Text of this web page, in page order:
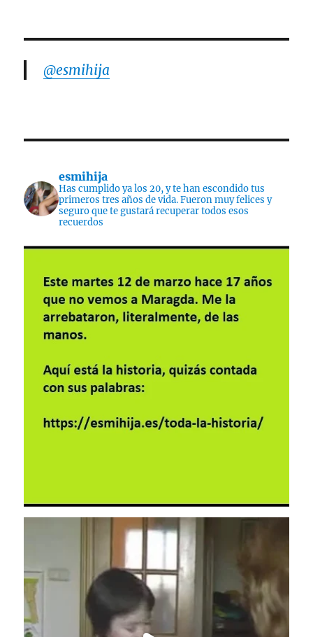
@esmihija
esmihija
Has cumplido ya los 20, y te han escondido tus
primeros tres años de vida. Fueron muy felices y
seguro que te gustará recuperar todos esos
recuerdos